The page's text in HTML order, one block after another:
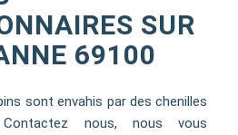
SUR
69100
sont envahis par des chenilles
nous, nous vous